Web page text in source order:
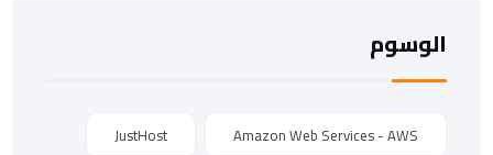
الوسوم
Amazon Web Services - AWS
JustHost